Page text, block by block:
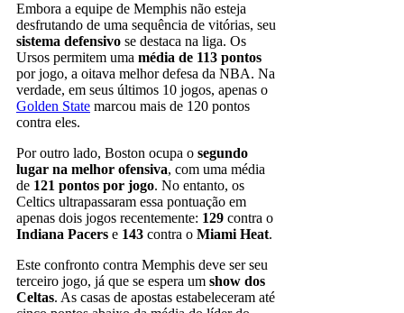
Embora a equipe de Memphis não esteja
desfrutando de uma sequência de vitórias, seu
sistema defensivo se destaca na liga. Os
Ursos permitem uma média de 113 pontos
por jogo, a oitava melhor defesa da NBA. Na
verdade, em seus últimos 10 jogos, apenas o
Golden State marcou mais de 120 pontos
contra eles.
Por outro lado, Boston ocupa o segundo
lugar na melhor ofensiva, com uma média
de 121 pontos por jogo. No entanto, os
Celtics ultrapassaram essa pontuação em
apenas dois jogos recentemente: 129 contra o
Indiana Pacers e 143 contra o Miami Heat.
Este confronto contra Memphis deve ser seu
terceiro jogo, já que se espera um show dos
Celtas. As casas de apostas estabeleceram até